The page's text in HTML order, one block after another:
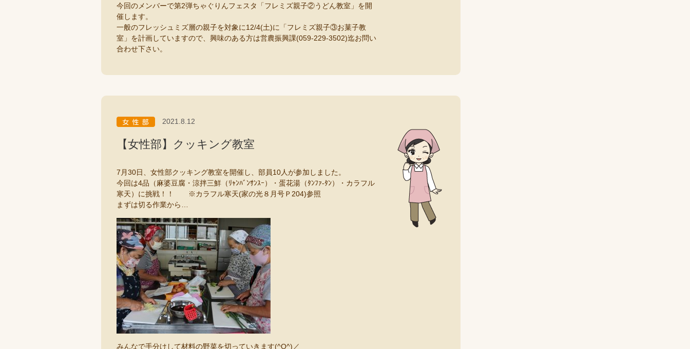
今回のメンバーで第2弾ちゃぐりんフェスタ「フレミズ親子②うどん教室」を開
催します。
一般のフレッシュミズ層の親子を対象に12/4(土)に「フレミズ親子③お菓子教
室」を計画していますので、興味のある方は営農振興課(059-229-3502)迄お問い
合わせ下さい。
2021.8.12
【女性部】クッキング教室
7月30日、女性部クッキング教室を開催し、部員10人が参加しました。
今回は4品（麻婆豆腐・涼拌三鮮（ﾘｬﾝﾊﾞﾝｻﾝｽｰ）・蛋花湯（ﾀﾝﾌｧ-ﾀﾝ）・カラフル
寒天）に挑戦！！ ※カラフル寒天(家の光８月号Ｐ204)参照
まずは切る作業から…
みんなで手分けして材料の野菜を切っていきます(^O^)／